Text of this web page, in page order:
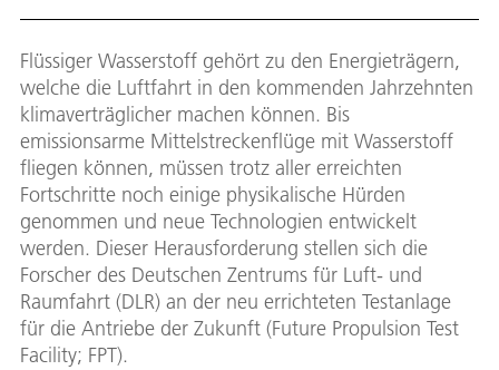
Flüssiger Wasserstoff gehört zu den Energieträgern,
welche die Luftfahrt in den kommenden Jahrzehnten
klimaverträglicher machen können. Bis
emissionsarme Mittelstreckenflüge mit Wasserstoff
fliegen können, müssen trotz aller erreichten
Fortschritte noch einige physikalische Hürden
genommen und neue Technologien entwickelt
werden. Dieser Herausforderung stellen sich die
Forscher des Deutschen Zentrums für Luft- und
Raumfahrt (DLR) an der neu errichteten Testanlage
für die Antriebe der Zukunft (Future Propulsion Test
Facility; FPT).